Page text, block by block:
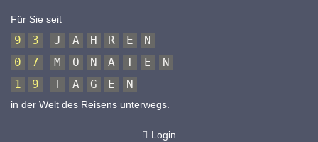
Für Sie seit
9 3 J A H R E
N
0
7 M O N A T E
N
1
9 T A G E N
in der Welt des Reisens unterwegs.
Login